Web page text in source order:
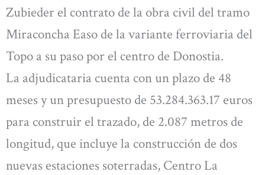
Zubieder el contrato de la obra civil del tramo
Miraconcha Easo de la variante ferroviaria del
Topo a su paso por el centro de Donostia.
La adjudicataria cuenta con un plazo de 48
meses y un presupuesto de 53.284.363.17 euros
para construir el trazado, de 2.087 metros de
longitud, que incluye la construcción de dos
nuevas estaciones soterradas, Centro La